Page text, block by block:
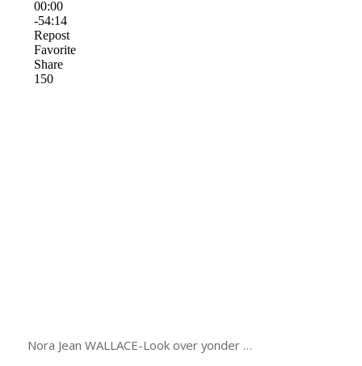
Nora Jean WALLACE-Look over yonder …